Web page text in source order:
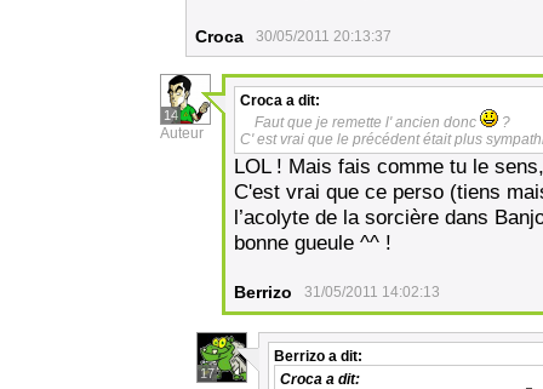
Croca 30/05/2011 20:13:37
14
Auteur
Croca a dit:
Faut que je remette l' ancien donc
?
C' est vrai que le précédent était plus
LOL ! Mais fais comme tu le
C'est vrai que ce perso (tiens
l’acolyte de la sorcière dans
bonne gueule ^^ !
Berrizo 31/05/2011 14:02:13
17
Berrizo a dit:
Croca a dit: